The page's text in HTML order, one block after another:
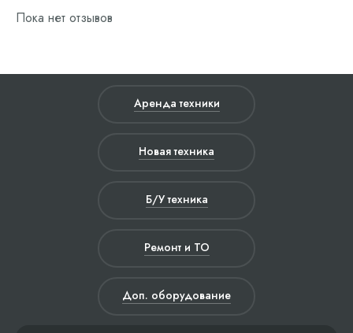
Пока нет отзывов
Аренда техники
Новая техника
Б/У техника
Ремонт и ТО
Доп. оборудование